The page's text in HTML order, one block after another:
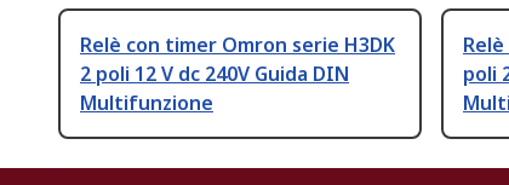
Relè con timer Omron serie H3DK
2 poli 12 V dc 240V Guida DIN
Multifunzione
poli